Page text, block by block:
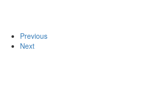
Previous
Next